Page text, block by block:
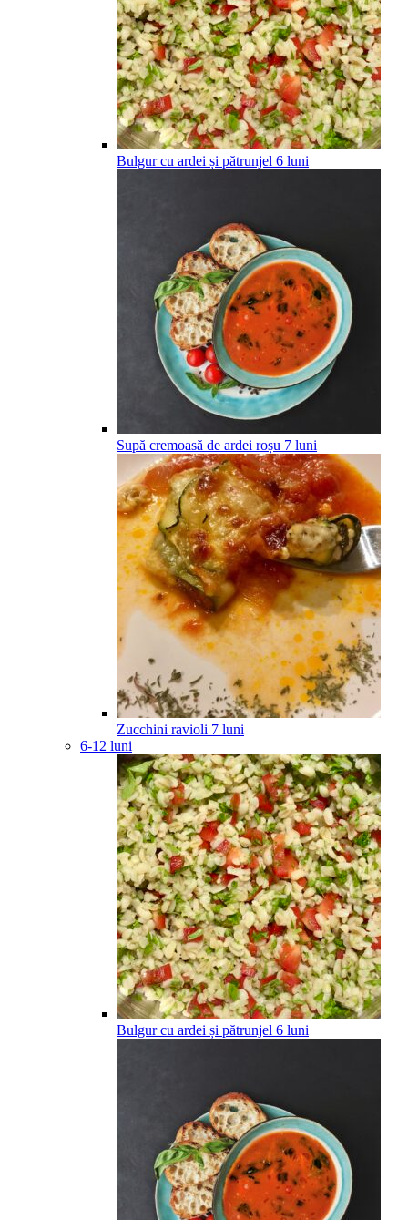
Bulgur cu ardei și pătrunjel 6 luni
Supă cremoasă de ardei roșu 7 luni
Zucchini ravioli 7 luni
6-12 luni
Bulgur cu ardei și pătrunjel 6 luni